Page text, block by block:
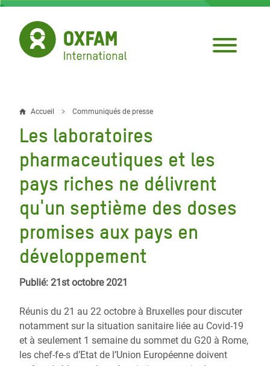
Aller
contenu
principal
Fil
d'Ariane
Accueil Communiqués de presse
Les laboratoires
pharmaceutiques et les
pays riches ne délivrent
qu'un septième des doses
promises aux pays en
développement
Publié: 21st octobre 2021
Réunis du 21 au 22 octobre à Bruxelles pour discuter
notamment sur la situation sanitaire liée au Covid-19
et à seulement 1 semaine du sommet du G20 à Rome,
les chef-fe-s d’Etat de l’Union Européenne doivent